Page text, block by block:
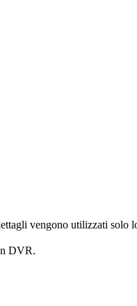
vengono utilizzati
DVR.